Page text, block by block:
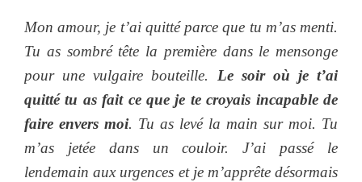
Mon amour, je t’ai quitté parce que tu m’as menti.
Tu as sombré tête la première dans le mensonge
pour une vulgaire bouteille. Le soir où je t’ai
quitté tu as fait ce que je te croyais incapable de
faire envers moi. Tu as levé la main sur moi. Tu
m’as jetée dans un couloir. J’ai passé le
lendemain aux urgences et je m’apprête désormais